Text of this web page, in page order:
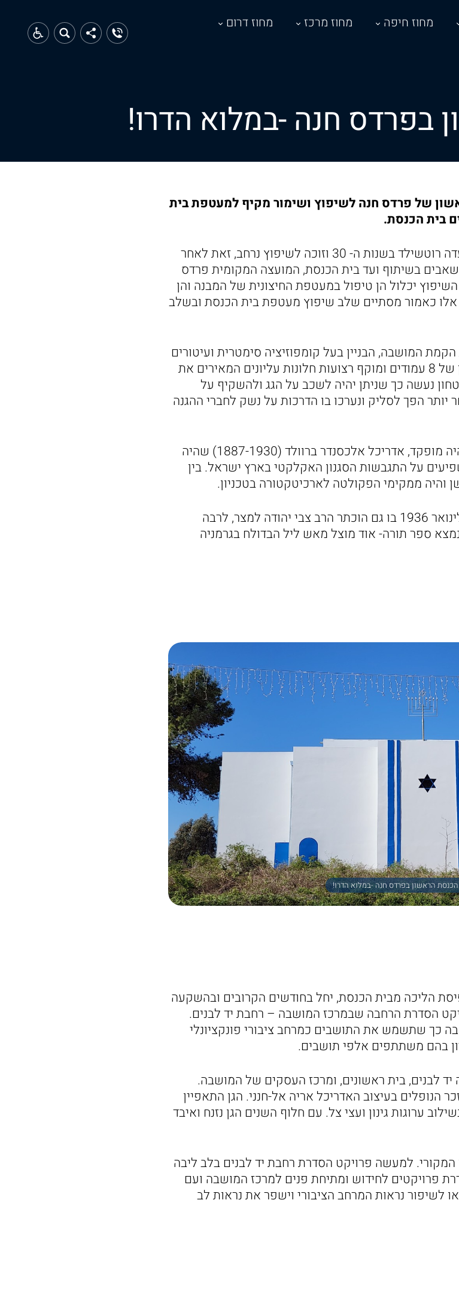
מחוז חיפה מחוז מרכז
מחוז דרום
בפרדס חנה -במלוא הדרו!
הראשון של פרדס חנה לשיפוץ ושימור מקיף למעטפת בית
בית הכנסת.
בית הכנסת נבנה מתרומות הברונית עדה רוטשילד בשנות ה- 30 וזוכה לשיפוץ נרחב, זאת לאחר
בשיתוף ועד בית הכנסת, המועצה המקומית פרדס
יכלול הן טיפול במעטפת החיצונית של המבנה והן
כאמור מסתיים שלב שיפוץ מעטפת בית הכנסת ובשלב
המושבה, הבניין בעל קומפוזיציה סימטרית ועיטורים
פונקציונליים נבנה עם גג גבוה הנשען של 8 עמודים ומוקף רצועות חלונות עליונים המאירים את
נעשה כך שניתן יהיה לשכב על הגג ולהשקיף על
הפך לסליק ונערכו בו הדרכות על נשק לחברי ההגנה
על התכנון המוקפד של בית הכנסת היה מופקד, אדריכל אלכסנדר ברוולד (1887-1930) שהיה
על התגבשות הסגנון האקלקטי בארץ ישראל. בין
והיה ממקימי הפקולטה לארכיטקטורה בטכניון.
טקס חנוכת בית הכנסת נערך ב- 31 לינואר 1936 בו גם הוכתר הרב צבי יהודה למצר, לרבה
ספר תורה- אוד מוצל מאש ליל הבדולח בגרמניה
הראשון בפרדס חנה -במלוא הדרו!
הליכה מבית הכנסת, יחל בחודשים הקרובים ובהשקעה
מיליון ₪. פרויקט הסדרת הרחבה שבמרכז המושבה – רחבת יד לבנים.
כך שתשמש את התושבים כמרחב ציבורי פונקציונלי
בהם משתתפים אלפי תושבים.
לבנים, בית ראשונים, ומרכז העסקים של המושבה.
הנופלים בעיצוב האדריכל אריה אל-חנני. הגן התאפיין
ערוגות גינון ועצי צל. עם חלוף השנים הגן נזנח ואיבד
למעשה פרויקט הסדרת רחבת יד לבנים בלב ליבה
פרויקטים לחידוש ומתיחת פנים למרכז המושבה ועם
לשיפור נראות המרחב הציבורי וישפר את נראות לב